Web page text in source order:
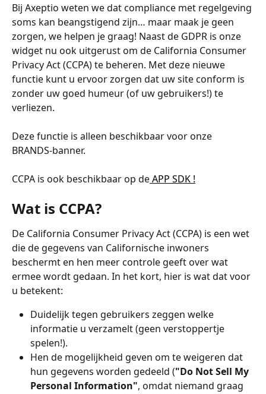
Bij Axeptio weten we dat compliance met regelgeving
soms kan beangstigend zijn… maar maak je geen
zorgen, we helpen je graag! Naast de GDPR is onze
widget nu ook uitgerust om de California Consumer
Privacy Act (CCPA) te beheren. Met deze nieuwe
functie kunt u ervoor zorgen dat uw site conform is
zonder uw goed humeur (of uw gebruikers!) te
verliezen.
Deze functie is alleen beschikbaar voor onze
BRANDS-banner.
CCPA is ook beschikbaar op de APP SDK !
Wat is CCPA?
De California Consumer Privacy Act (CCPA) is een wet
die de gegevens van Californische inwoners
beschermt en hen meer controle geeft over wat
ermee wordt gedaan. In het kort, hier is wat dat voor
u betekent:
Duidelijk tegen gebruikers zeggen welke
informatie u verzamelt (geen verstoppertje
spelen!).
Hen de mogelijkheid geven om te weigeren dat
hun gegevens worden gedeeld ("Do Not Sell My
Personal Information", omdat niemand graag